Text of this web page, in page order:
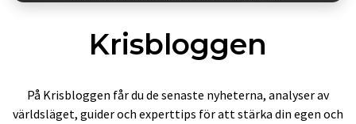
Krisbloggen
På Krisbloggen får du de senaste nyheterna, analyser av
världsläget, guider och experttips för att stärka din egen och